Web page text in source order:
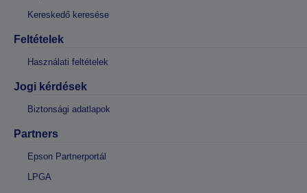
Kereskedő keresése
Feltételek
Használati feltételek
Jogi kérdések
Biztonsági adatlapok
Partners
Epson Partnerportál
LPGA